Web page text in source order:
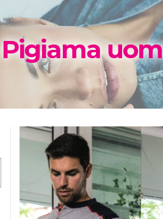
Pigiama